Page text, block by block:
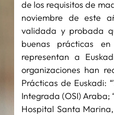
de los requisitos de
noviembre de este
validada y probada
buenas prácticas
representan a
organizaciones han
Prácticas de Euskadi:
Integrada (OSI) Araba;
Hospital Santa